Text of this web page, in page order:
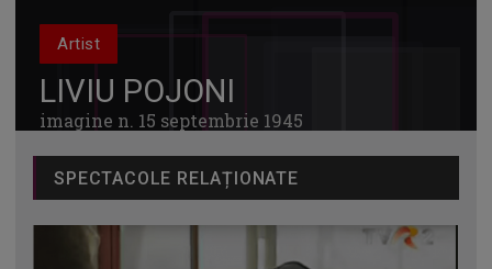
Artist
LIVIU POJONI
imagine n. 15 septembrie 1945
SPECTACOLE RELAȚIONATE